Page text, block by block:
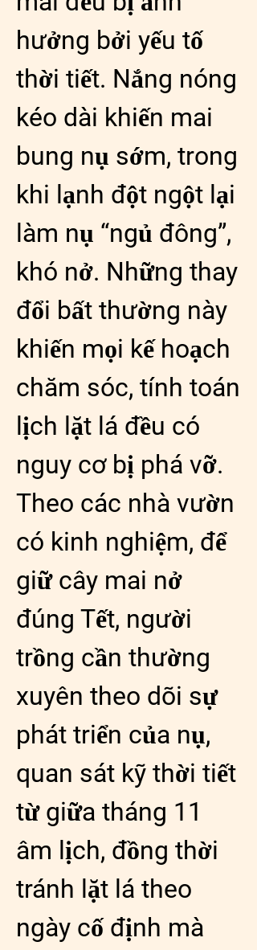
hưởng bởi yếu tố
thời tiết. Nắng nóng
kéo dài khiến mai
bung nụ sớm, trong
khi lạnh đột ngột lại
làm nụ “ngủ đông”,
khó nở. Những thay
đổi bất thường này
khiến mọi kế hoạch
chăm sóc, tính toán
lịch lặt lá đều có
nguy cơ bị phá vỡ.
Theo các nhà vườn
có kinh nghiệm, để
giữ cây mai nở
đúng Tết, người
trồng cần thường
xuyên theo dõi sự
phát triển của nụ,
quan sát kỹ thời tiết
từ giữa tháng 11
âm lịch, đồng thời
tránh lặt lá theo
ngày cố định mà